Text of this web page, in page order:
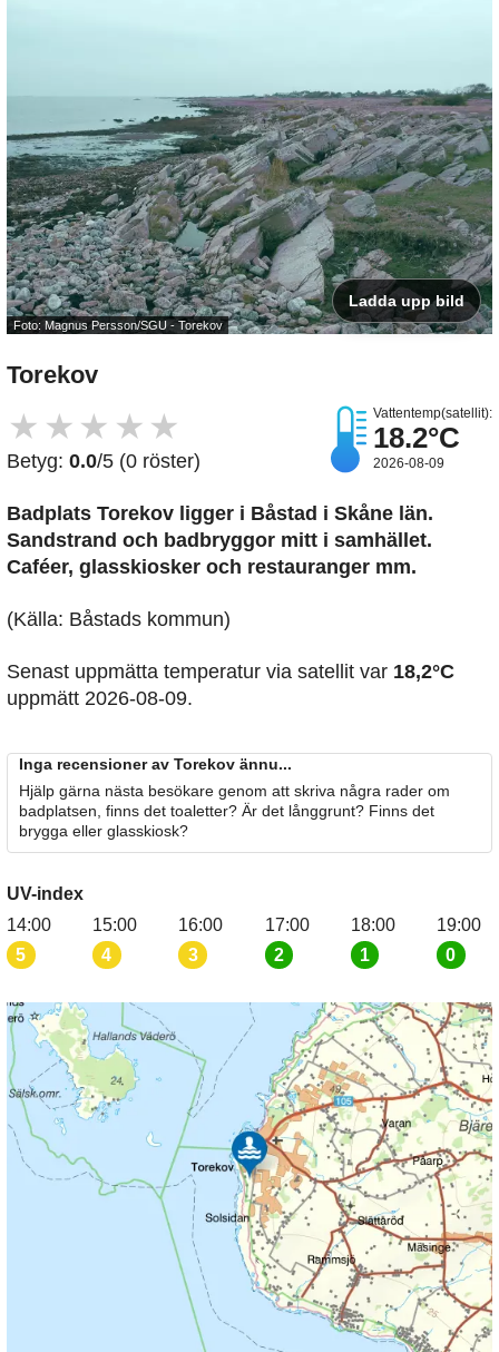
Foto: Magnus Persson/SGU - Torekov
Ladda upp bild
Torekov
★ ★ ★ ★ ★
Betyg: 0.0/5 (0 röster)
Vattentemp(satellit):
18.2°C
2026-08-09
Badplats Torekov ligger i Båstad i Skåne län.
Sandstrand och badbryggor mitt i samhället.
Caféer, glasskiosker och restauranger mm.
(Källa: Båstads kommun)
Senast uppmätta temperatur via satellit var 18,2°C
uppmätt 2026-08-09.
Inga recensioner av Torekov ännu...
Hjälp gärna nästa besökare genom att skriva några rader om
badplatsen, finns det toaletter? Är det långgrunt? Finns det
brygga eller glasskiosk?
UV-index
14:00
5
15:00
4
16:00
3
17:00
2
18:00
1
19:00
0